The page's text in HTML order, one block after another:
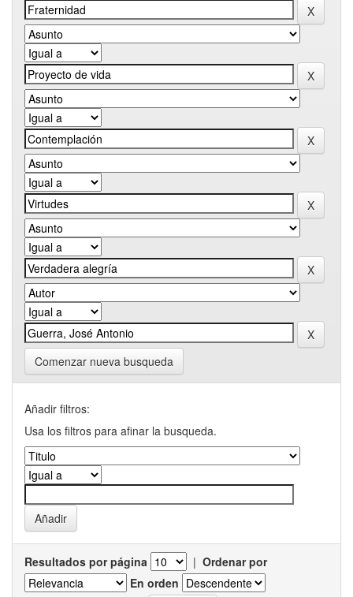
Comenzar nueva busqueda
Añadir filtros:
Usa los filtros para afinar la busqueda.
Resultados por página | Ordenar por
En orden